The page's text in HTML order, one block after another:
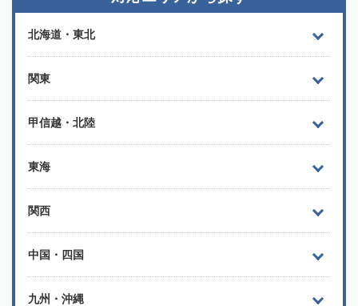
北海道・東北
関東
甲信越・北陸
東海
関西
中国・四国
九州・沖縄